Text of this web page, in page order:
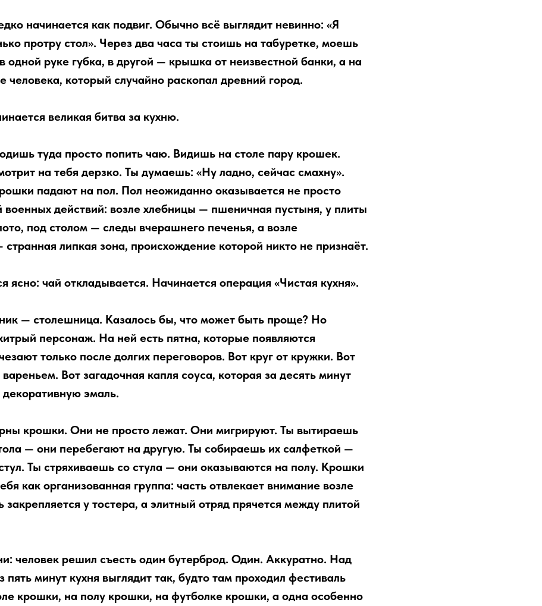
начинается как подвиг. Обычно всё выглядит невинно: «Я
протру стол». Через два часа ты стоишь на табуретке, моешь
одной руке губка, в другой — крышка от неизвестной банки, а на
человека, который случайно раскопал древний город.
великая битва за кухню.
туда просто попить чаю. Видишь на столе пару крошек.
на тебя дерзко. Ты думаешь: «Ну ладно, сейчас смахну».
падают на пол. Пол неожиданно оказывается не просто
военных действий: возле хлебницы — пшеничная пустыня, у плиты
под столом — следы вчерашнего печенья, а возле
странная липкая зона, происхождение которой никто не признаёт.
ясно: чай откладывается. Начинается операция «Чистая кухня».
— столешница. Казалось бы, что может быть проще? Но
персонаж. На ней есть пятна, которые появляются
только после долгих переговоров. Вот круг от кружки. Вот
Вот загадочная капля соуса, которая за десять минут
декоративную эмаль.
крошки. Они не просто лежат. Они мигрируют. Ты вытираешь
— они перебегают на другую. Ты собираешь их салфеткой —
Ты стряхиваешь со стула — они оказываются на полу. Крошки
как организованная группа: часть отвлекает внимание возле
закрепляется у тостера, а элитный отряд прячется между плитой
человек решил съесть один бутерброд. Один. Аккуратно. Над
пять минут кухня выглядит так, будто там проходил фестиваль
крошки, на полу крошки, на футболке крошки, а одна особенно